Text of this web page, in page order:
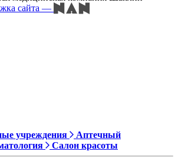
сайта —
учреждения
Аптечный
Салон красоты